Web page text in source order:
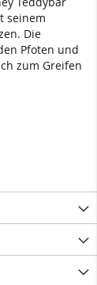
seinem
Die
Pfoten und
zum Greifen